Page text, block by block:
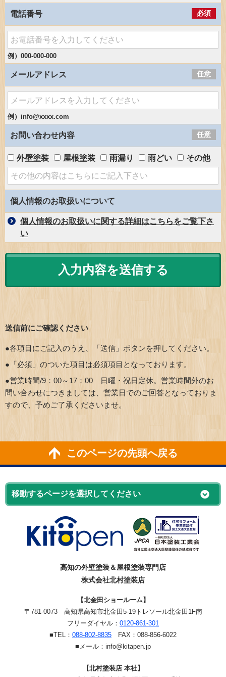
電話番号 必須
例）000-000-000
メールアドレス 任意
例）info@xxxx.com
お問い合わせ内容 任意
外壁塗装 屋根塗装 雨漏り 雨どい その他
個人情報のお取扱いについて
個人情報のお取扱いに関する詳細はこちらをご覧下さ
い
送信前にご確認ください
●各項目にご記入のうえ、「送信」ボタンを押してください。
●「必須」のついた項目は必須項目となっております。
●営業時間/9：00～17：00 日曜・祝日定休。営業時間外のお
問い合わせにつきましては、営業日でのご回答となっておりま
すので、予めご了承くださいませ。
このページの先頭へ戻る
高知の外壁塗装＆屋根塗装専門店
株式会社北村塗装店
【北金田ショールーム】
〒781-0073 高知県高知市北金田5-19トレソール北金田1F南
フリーダイヤル： 0120-861-301
■TEL： 088-802-8835 FAX：088-856-6022
■メール：info@kitapen.jp
【北村塗装店 本社】